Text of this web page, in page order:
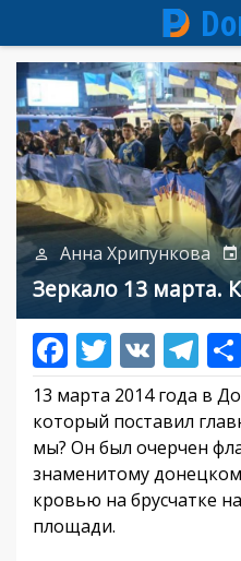
Перейти
основному
содержанию
Анна Хрипункова
Зеркало 13 марта.
13 марта 2014 года в
который поставил
мы? Он был очерчен
знаменитому
кровью на брусчатке
площади.